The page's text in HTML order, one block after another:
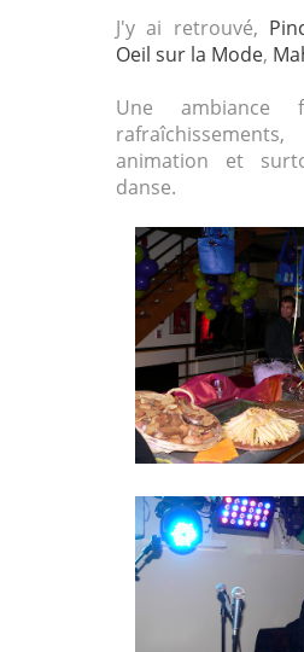
J'y ai retrouvé,
Oeil sur la Mode,
Une ambiance
animation et
danse.